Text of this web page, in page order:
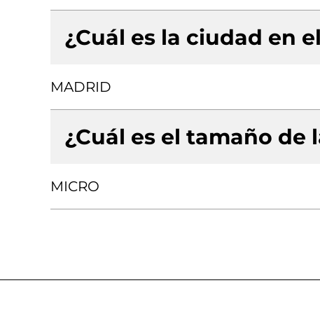
¿Cuál es la ciudad en
MADRID
¿Cuál es el tamaño de
MICRO